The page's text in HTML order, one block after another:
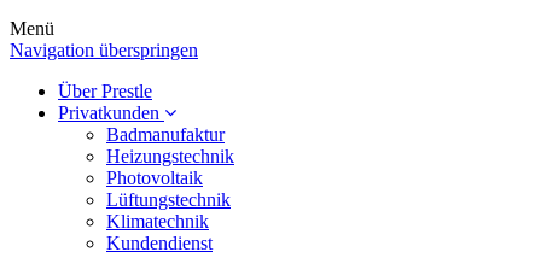
Menü
Navigation überspringen
Über Prestle
Privatkunden
Badmanufaktur
Heizungstechnik
Photovoltaik
Lüftungstechnik
Klimatechnik
Kundendienst